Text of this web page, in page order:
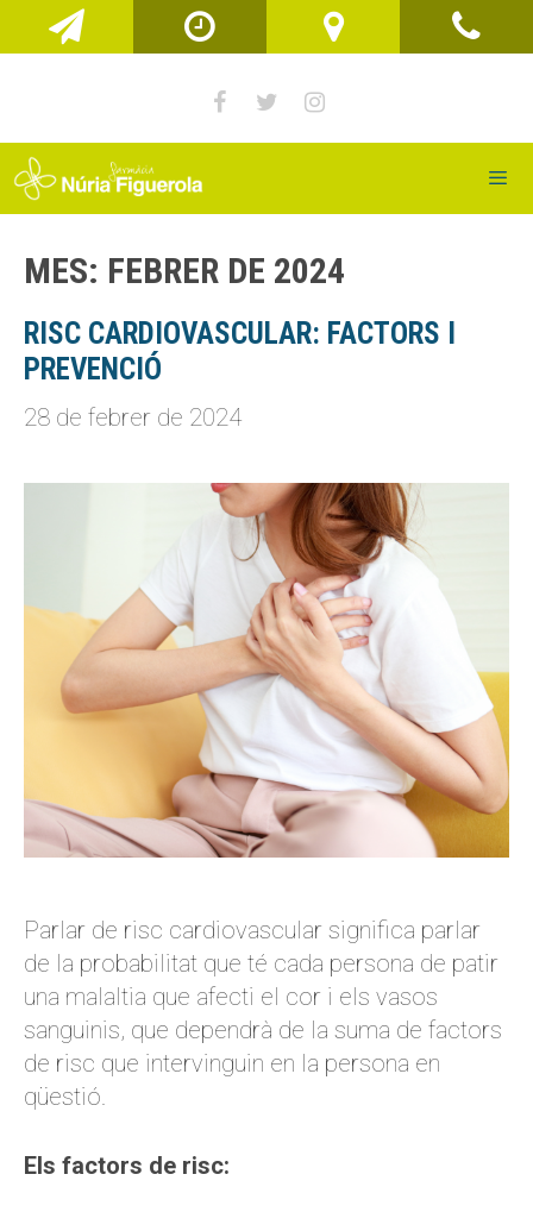
al
MES: FEBRER DE 2024
RISC CARDIOVASCULAR: FACTORS I
PREVENCIÓ
28 de febrer de 2024
Parlar de risc cardiovascular significa parlar
de la probabilitat que té cada persona de patir
una malaltia que afecti el cor i els vasos
sanguinis, que dependrà de la suma de factors
de risc que intervinguin en la persona en
qüestió.
Els factors de risc: